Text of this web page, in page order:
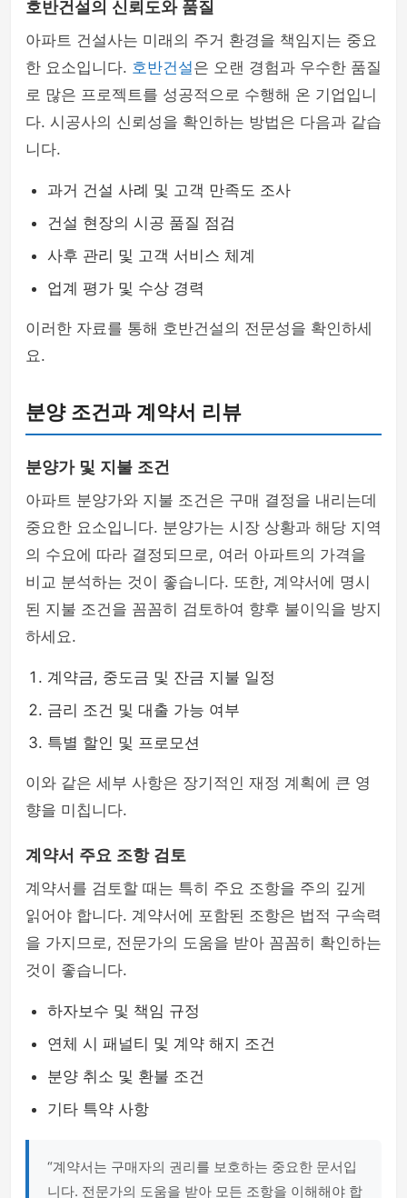
호반건설의 신뢰도와 품질
아파트 건설사는 미래의 주거 환경을 책임지는 중요
한 요소입니다. 호반건설 은 오랜 경험과 우수한 품질
로 많은 프로젝트를 성공적으로 수행해 온 기업입니
다. 시공사의 신뢰성을 확인하는 방법은 다음과 같습
니다.
과거 건설 사례 및 고객 만족도 조사
건설 현장의 시공 품질 점검
사후 관리 및 고객 서비스 체계
업계 평가 및 수상 경력
이러한 자료를 통해 호반건설의 전문성을 확인하세
요.
분양 조건과 계약서 리뷰
분양가 및 지불 조건
아파트 분양가와 지불 조건은 구매 결정을 내리는데
중요한 요소입니다. 분양가는 시장 상황과 해당 지역
의 수요에 따라 결정되므로, 여러 아파트의 가격을
비교 분석하는 것이 좋습니다. 또한, 계약서에 명시
된 지불 조건을 꼼꼼히 검토하여 향후 불이익을 방지
하세요.
계약금, 중도금 및 잔금 지불 일정
금리 조건 및 대출 가능 여부
특별 할인 및 프로모션
이와 같은 세부 사항은 장기적인 재정 계획에 큰 영
향을 미칩니다.
계약서 주요 조항 검토
계약서를 검토할 때는 특히 주요 조항을 주의 깊게
읽어야 합니다. 계약서에 포함된 조항은 법적 구속력
을 가지므로, 전문가의 도움을 받아 꼼꼼히 확인하는
것이 좋습니다.
하자보수 및 책임 규정
연체 시 패널티 및 계약 해지 조건
분양 취소 및 환불 조건
기타 특약 사항
“계약서는 구매자의 권리를 보호하는 중요한 문서입
니다. 전문가의 도움을 받아 모든 조항을 이해해야 합